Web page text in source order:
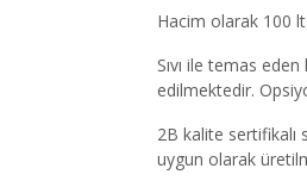
Hacim olarak 100
Sıvı ile temas
edilmektedir.
2B kalite sertifikalı
uygun olarak